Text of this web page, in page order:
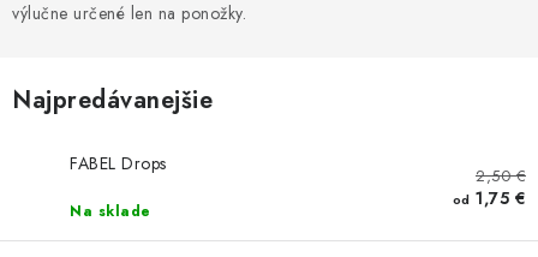
O nás a výrobcoch Ako nakupovať
výlučne určené len na ponožky.
Najpredávanejšie
FABEL Drops
Na sklade
2,50 €
od 1,75 €